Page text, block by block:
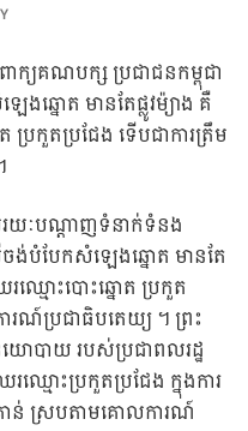
ក្យគណបក្ស ប្រជាជនកម្ពុជា
ឆ្នោត មានតែផ្លូវម៉្យាង គឺ
រកួតប្រជែង ទើបជាការត្រឹម
យៈបណ្ដាញទំនាក់ទំនង
ើចង់បំបែកសំឡេងឆ្នោត មានតែ
ឈ្មោះបោះឆ្នោត ប្រកួត
រណ៍ប្រជាធិបតេយ្យ ។ ព្រះ
ោបាយ របស់ប្រជាពលរដ្ឋ
មោះប្រកួតប្រជែង ក្នុងការ
ាន់ ស្របតាមគោលការណ៍